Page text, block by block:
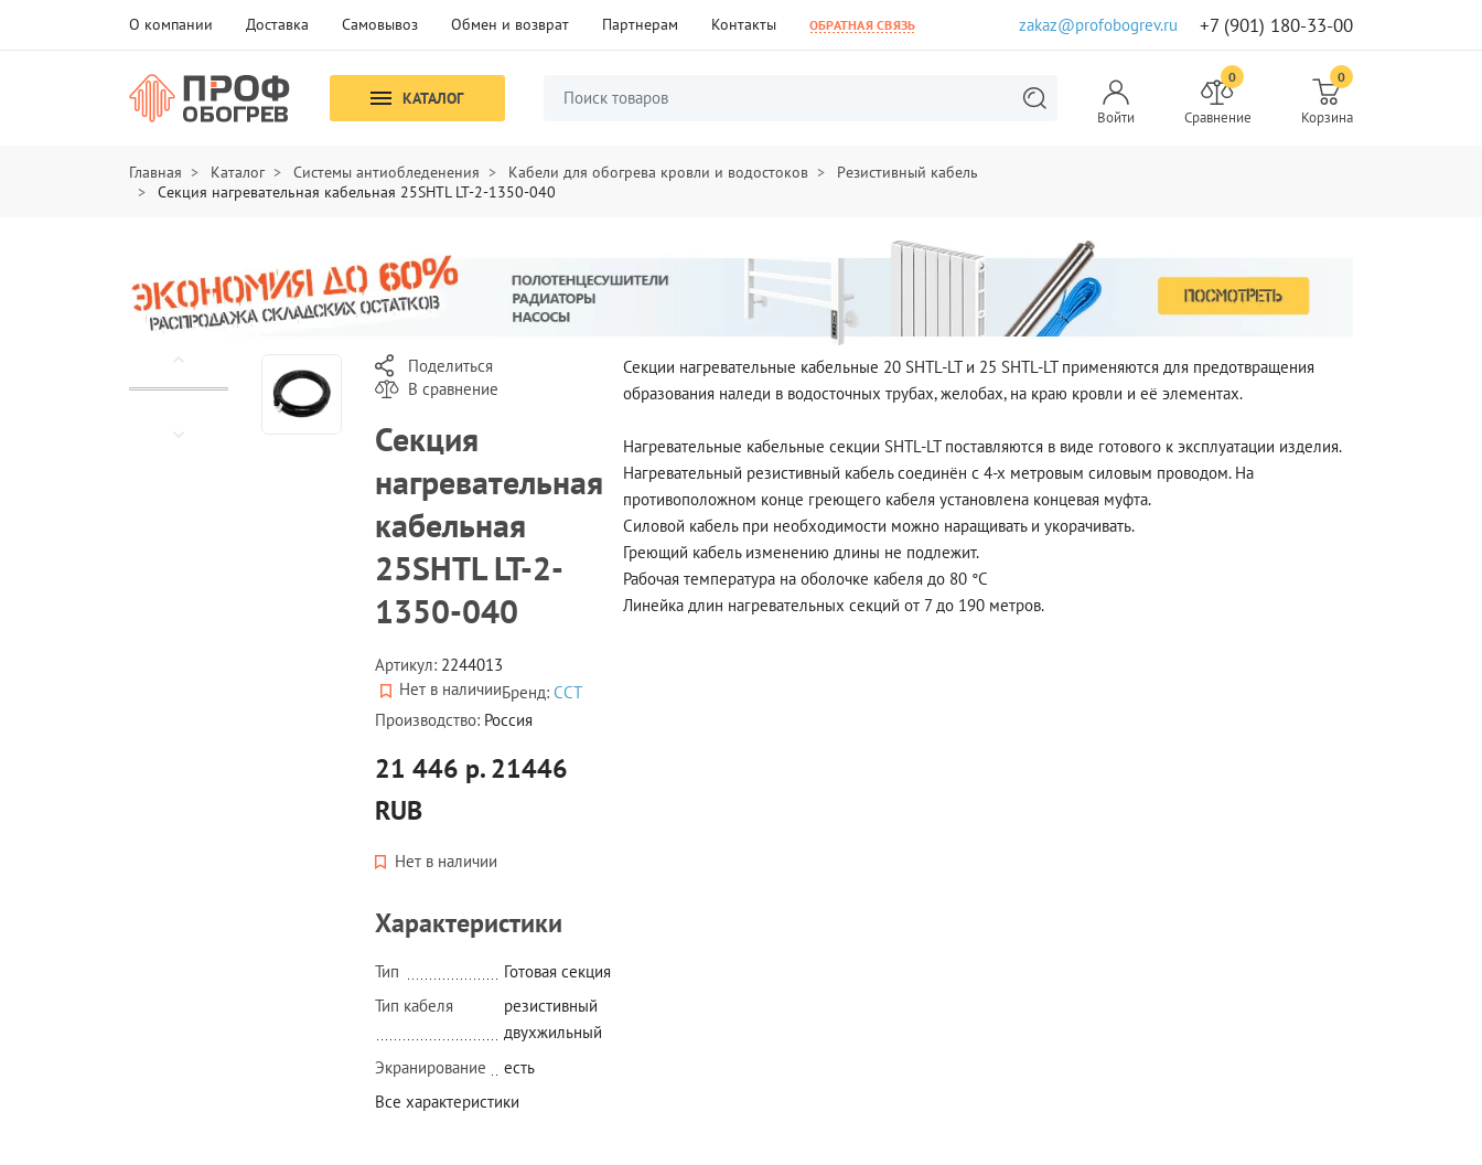
О компании Доставка Самовывоз Обмен и возврат Партнерам Контакты ОБРАТНАЯ СВЯЗЬ zakaz@profobogrev.ru +7 (901) 180-33-00
КАТАЛОГ
Войти
0
Сравнение
0
Корзина
Главная Каталог Системы антиобледенения Кабели для обогрева кровли и водостоков
Резистивный кабель
Секция нагревательная кабельная 25SHTL LT-2-1350-040
Поделиться
В сравнение
Секция
нагревательная
кабельная
25SHTL LT-2-
1350-040
Артикул: 2244013
Нет в наличииБренд:ССТ
Производство: Россия
21 446 р. 21446
RUB
Нет в наличии
Характеристики
Тип
Готовая секция
Тип кабеля
резистивный
двухжильный
Экранирование
есть
Все характеристики
Секции нагревательные кабельные 20 SHTL-LT и 25 SHTL-LT применяются для предотвращения
образования наледи в водосточных трубах, желобах, на краю кровли и её элементах.
Нагревательные кабельные секции SHTL-LT поставляются в виде готового к эксплуатации изделия.
Нагревательный резистивный кабель соединён с 4-х метровым силовым проводом. На
противоположном конце греющего кабеля установлена концевая муфта.
Силовой кабель при необходимости можно наращивать и укорачивать.
Греющий кабель изменению длины не подлежит.
Рабочая температура на оболочке кабеля до 80 °С
Линейка длин нагревательных секций от 7 до 190 метров.